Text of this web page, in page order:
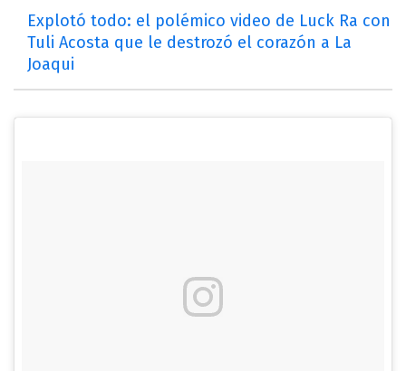
Explotó todo: el polémico video de Luck Ra con
Tuli Acosta que le destrozó el corazón a La
Joaqui